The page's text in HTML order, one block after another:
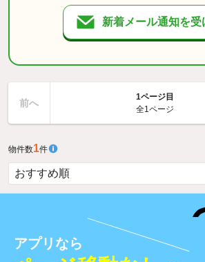
新着メール通知を受
前へ
1ページ目
全1ページ
物件数1件
アプリなら